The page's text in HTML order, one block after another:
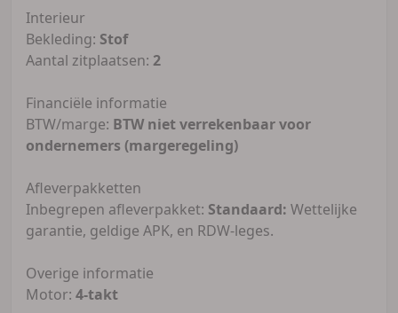
Interieur
Bekleding: Stof
Aantal zitplaatsen: 2
Financiële informatie
BTW/marge: BTW niet verrekenbaar voor
ondernemers (margeregeling)
Afleverpakketten
Inbegrepen afleverpakket: Standaard: Wettelijke
garantie, geldige APK, en RDW-leges.
Overige informatie
Motor: 4-takt